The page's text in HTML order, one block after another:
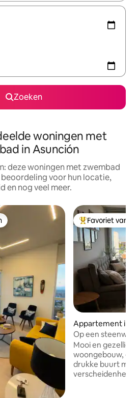
Zoeken
woningen met
in Asunción
deze woningen met zwembad
voor hun locatie,
en nog veel meer.
Topfavoriet van
Favoriet van
Appartement in
Op een
Shopping del Sol
Mooi en gezellig
woongebouw,
drukke buurt
verscheidenheid